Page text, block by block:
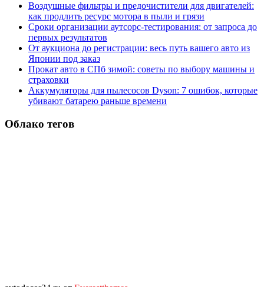
Воздушные фильтры и предочистители для двигателей:
как продлить ресурс мотора в пыли и грязи
Сроки организации аутсорс‑тестирования: от запроса до
первых результатов
От аукциона до регистрации: весь путь вашего авто из
Японии под заказ
Прокат авто в СПб зимой: советы по выбору машины и
страховки
Аккумуляторы для пылесосов Dyson: 7 ошибок, которые
убивают батарею раньше времени
Облако тегов